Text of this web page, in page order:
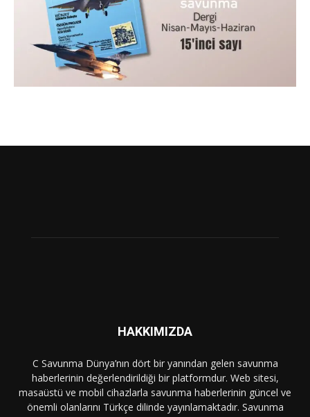
HAKKIMIZDA
C Savunma Dünya’nın dört bir yanından gelen savunma
haberlerinin değerlendirildiği bir platformdur. Web sitesi,
masaüstü ve mobil cihazlarla savunma haberlerinin güncel ve
önemli olanlarını Türkçe dilinde yayınlamaktadır. Savunma